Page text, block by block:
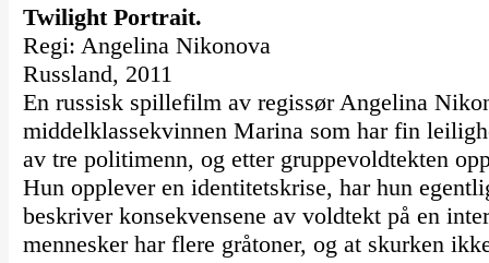
Twilight Portrait.
Regi: Angelina Nikonova
Russland, 2011
En russisk spillefilm av regissør Angelina
middelklassekvinnen Marina som har fin
av tre politimenn, og etter gruppevoldtekten
Hun opplever en identitetskrise, har hun
beskriver konsekvensene av voldtekt på en
mennesker har flere gråtoner, og at skurken